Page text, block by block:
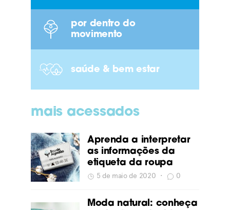
por dentro do
movimento
saúde & bem estar
mais acessados
Aprenda a interpretar
as informações da
etiqueta da roupa
5 de maio de 2020 • 0
Moda natural: conheça